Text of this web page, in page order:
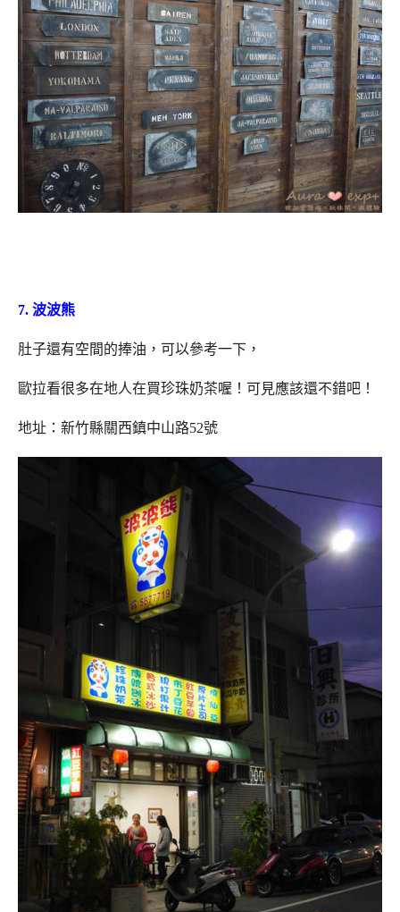
7. 波波熊
肚子還有空間的捧油，可以參考一下，
歐拉看很多在地人在買珍珠奶茶喔！可見應該還不錯吧！
地址：新竹縣關西鎮中山路52號